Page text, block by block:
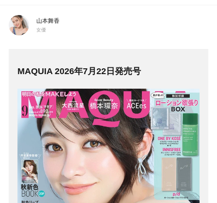
山本舞香
女優
MAQUIA 2026年7月22日発売号